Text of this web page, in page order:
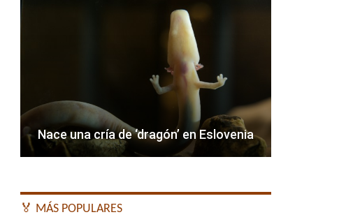
Nace una cría de ‘dragón’ en Eslovenia
🏅 MÁS POPULARES